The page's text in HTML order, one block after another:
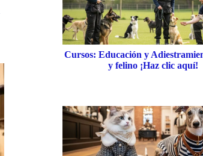
Cursos: Educación y
y felino ¡Haz clic aquí!